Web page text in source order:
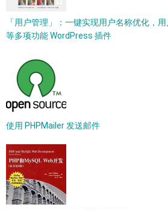
「用户管理」：一键实现用户名称优化，
等多项功能 WordPress 插件
使用 PHPMailer 发送邮件